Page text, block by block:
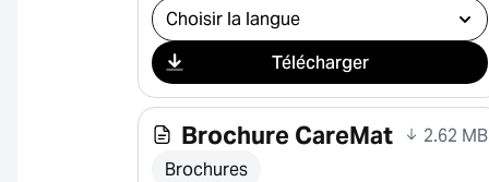
Sélectionner le téléchargement
Télécharger
Brochure CareMat
2.62 MB
Brochures